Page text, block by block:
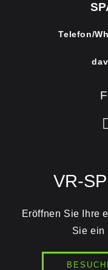
Telefon/
VR-
Eröffnen Sie Ihre
Sie ein